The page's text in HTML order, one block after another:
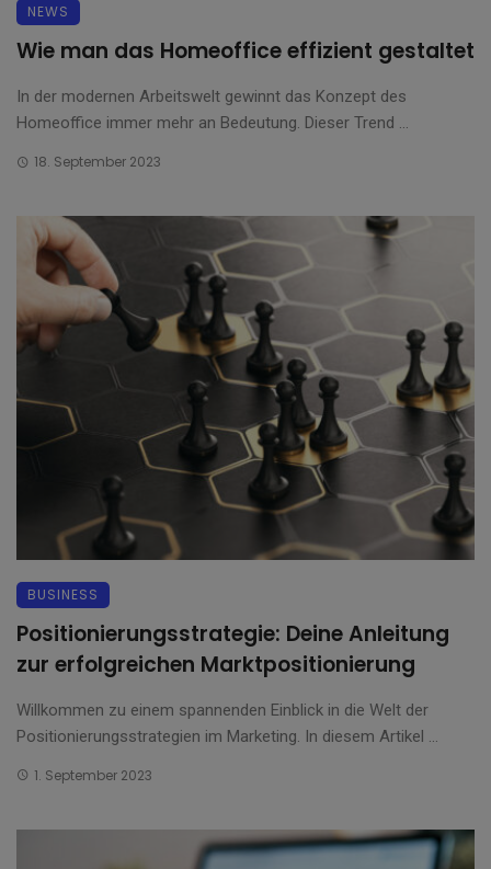
NEWS
Wie man das Homeoffice effizient gestaltet
In der modernen Arbeitswelt gewinnt das Konzept des
Homeoffice immer mehr an Bedeutung. Dieser Trend ...
18. September 2023
BUSINESS
Positionierungsstrategie: Deine Anleitung
zur erfolgreichen Marktpositionierung
Willkommen zu einem spannenden Einblick in die Welt der
Positionierungsstrategien im Marketing. In diesem Artikel ...
1. September 2023